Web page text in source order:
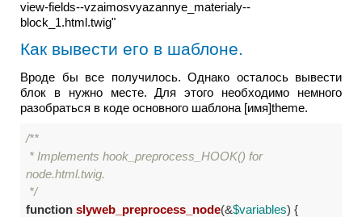
view-fields--vzaimosvyazannye_materialy--
block_1.html.twig"
Как вывести его в шаблоне.
Вроде бы все получилось. Однако осталось вывести
блок в нужно месте. Для этого необходимо немного
разобраться в коде основного шаблона [имя]theme.
/**
node.html.twig.
*/
function slyweb_preprocess_node(&$variables) {